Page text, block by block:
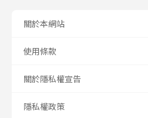
關於本網站
使用條款
關於隱私權宣告
隱私權政策